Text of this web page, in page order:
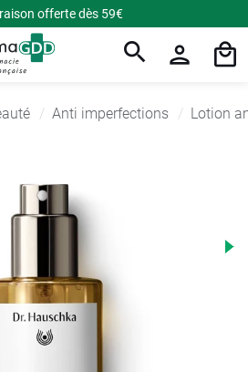
offerte dès 59€
Anti imperfections Lotion